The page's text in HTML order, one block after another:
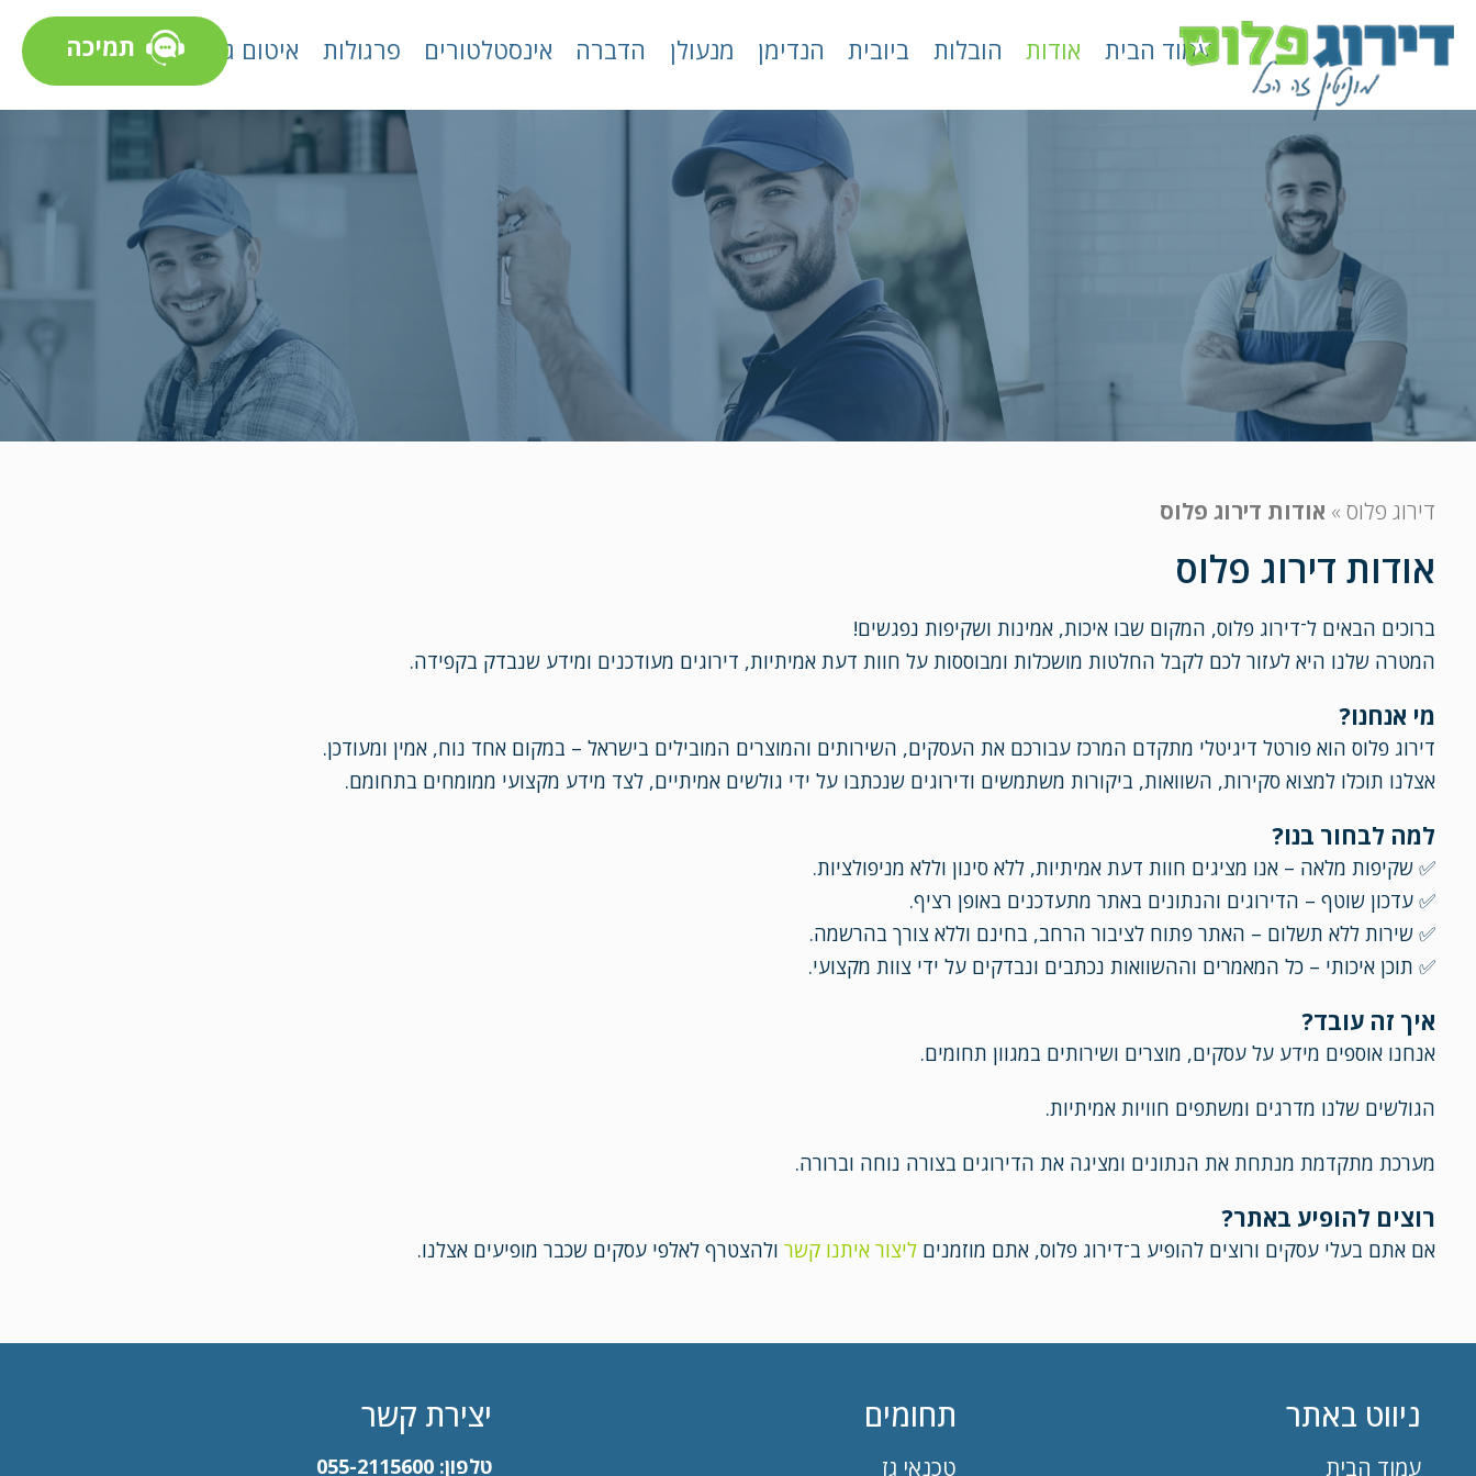
עמוד הבית אודות הובלות ביובית הנדימן מנעולן הדברה אינסטלטורים פרגולות איטום גגות תמיכה
דירוג פלוס » אודות דירוג פלוס
אודות דירוג פלוס
ברוכים הבאים ל־דירוג פלוס, המקום שבו איכות, אמינות ושקיפות נפגשים!
המטרה שלנו היא לעזור לכם לקבל החלטות מושכלות ומבוססות על חוות דעת אמיתיות, דירוגים מעודכנים ומידע שנבדק בקפידה.
מי אנחנו?
דירוג פלוס הוא פורטל דיגיטלי מתקדם המרכז עבורכם את העסקים, השירותים והמוצרים המובילים בישראל – במקום אחד נוח, אמין ומעודכן.
אצלנו תוכלו למצוא סקירות, השוואות, ביקורות משתמשים ודירוגים שנכתבו על ידי גולשים אמיתיים, לצד מידע מקצועי ממומחים בתחומם.
למה לבחור בנו?
✅ שקיפות מלאה – אנו מציגים חוות דעת אמיתיות, ללא סינון וללא מניפולציות.
✅ עדכון שוטף – הדירוגים והנתונים באתר מתעדכנים באופן רציף.
✅ שירות ללא תשלום – האתר פתוח לציבור הרחב, בחינם וללא צורך בהרשמה.
✅ תוכן איכותי – כל המאמרים וההשוואות נכתבים ונבדקים על ידי צוות מקצועי.
איך זה עובד?
אנחנו אוספים מידע על עסקים, מוצרים ושירותים במגוון תחומים.
הגולשים שלנו מדרגים ומשתפים חוויות אמיתיות.
מערכת מתקדמת מנתחת את הנתונים ומציגה את הדירוגים בצורה נוחה וברורה.
רוצים להופיע באתר?
אם אתם בעלי עסקים ורוצים להופיע ב־דירוג פלוס, אתם מוזמנים ליצור איתנו קשר ולהצטרף לאלפי עסקים שכבר מופיעים אצלנו.
ניווט באתר
עמוד הבית
תחומים
טכנאי גז
יצירת קשר
טלפון:055-2115600